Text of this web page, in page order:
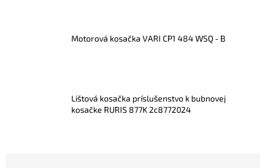
Motorová kosačka VARI CP1 484 WSQ - B
Lištová kosačka príslušenstvo k bubnovej
kosačke RURIS 877K 2c8772024